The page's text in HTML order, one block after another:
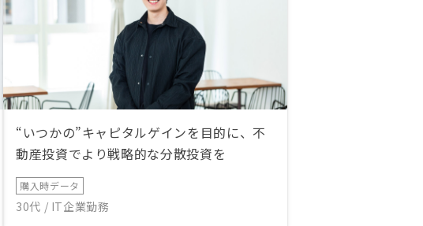
“いつかの”キャピタルゲインを目的に、不
動産投資でより戦略的な分散投資を
購入時データ
30代 / IT企業勤務